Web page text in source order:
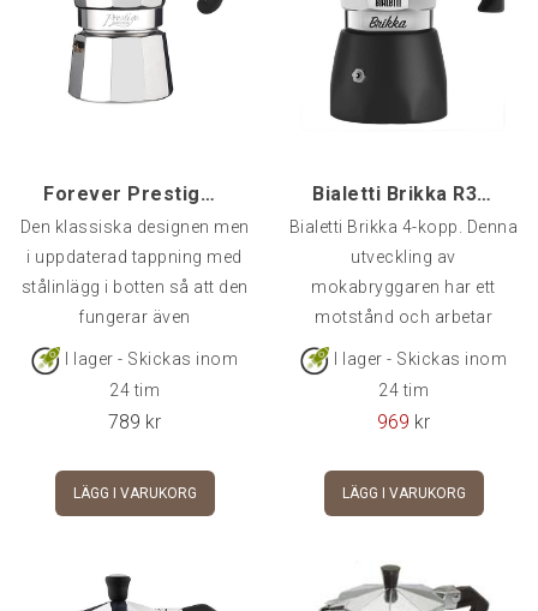
Forever Prestige 12-kopp Mokabryggare Induktion
Den klassiska designen men
i uppdaterad tappning med
stålinlägg i botten så att den
fungerar även
I lager - Skickas inom
24 tim
789 kr
LÄGG I VARUKORG
Bialetti Brikka R3, 4-kopp
Bialetti Brikka 4-kopp. Denna
utveckling av
mokabryggaren har ett
motstånd och arbetar
därför med
I lager - Skickas inom
24 tim
969 kr
LÄGG I VARUKORG